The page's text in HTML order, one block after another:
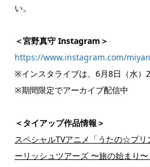
い。
＜宮野真守 Instagram＞
https://www.instagram.com/
※インスタライブは、6月8日（水）
※期間限定でアーカイブ配信中
＜タイアップ作品情報＞
スペシャルTVアニメ「うたの☆プリ
ーリッシュツアーズ 〜旅の始まり〜